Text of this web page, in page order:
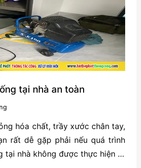
tại nhà an toàn
hóa chất, trầy xước chân tay,
rất dễ gặp phải nếu quá trình
tại nhà không được thực hiện …